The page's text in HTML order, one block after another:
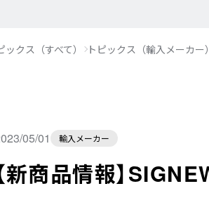
ックス（すべて） トピックス（輸入メーカー）
05/01 輸入メーカー
新商品情報】